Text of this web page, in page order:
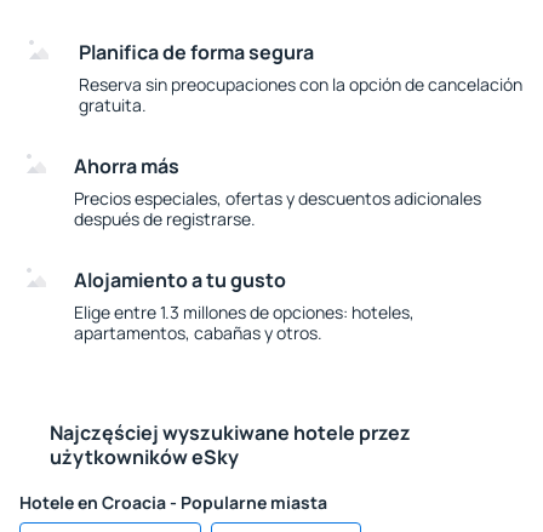
Planifica de forma segura
Reserva sin preocupaciones con la opción de cancelación
gratuita.
Ahorra más
Precios especiales, ofertas y descuentos adicionales
después de registrarse.
Alojamiento a tu gusto
Elige entre 1.3 millones de opciones: hoteles,
apartamentos, cabañas y otros.
Najczęściej wyszukiwane hotele przez
użytkowników eSky
Hotele en Croacia - Popularne miasta